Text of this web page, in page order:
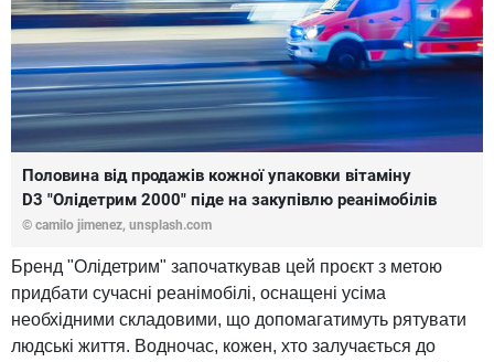
Половина від продажів кожної упаковки вітаміну
D3 "Олідетрим 2000" піде на закупівлю реанімобілів
© camilo jimenez, unsplash.com
Бренд "Олідетрим" започаткував цей проєкт з метою
придбати сучасні реанімобілі, оснащені усіма
необхідними складовими, що допомагатимуть рятувати
людські життя. Водночас, кожен, хто залучається до